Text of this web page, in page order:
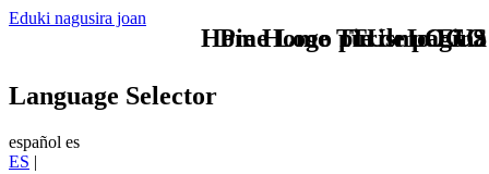
Eduki nagusira joan
TU - LOGO
Language Selector
español es
ES |
Home Logo pie de página
Pie Home Turismo EUS